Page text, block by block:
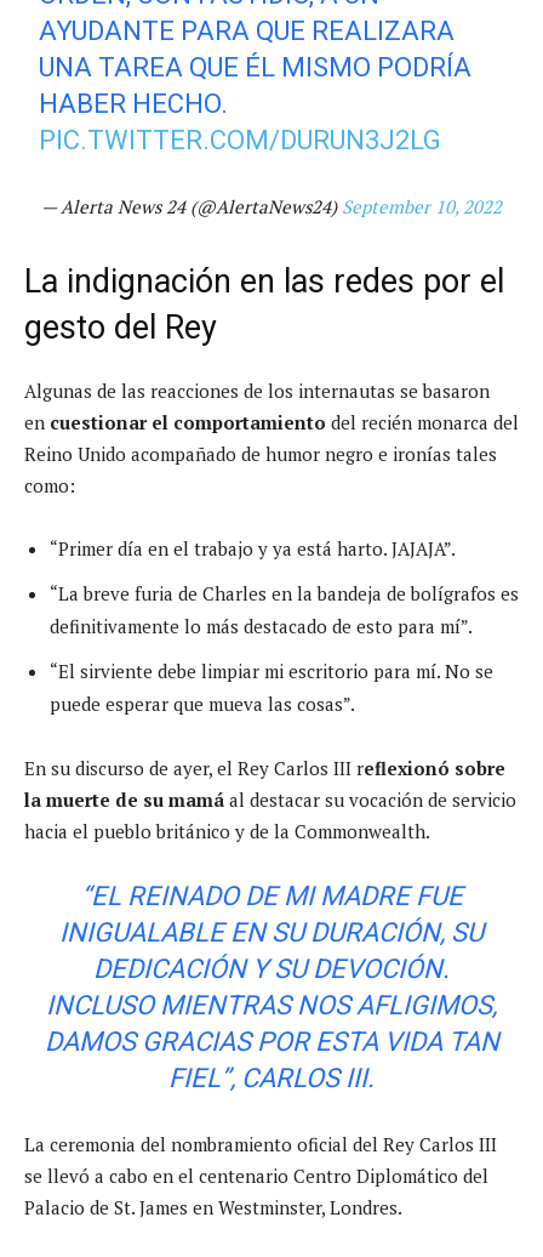
AYUDANTE PARA QUE REALIZARA
UNA TAREA QUE ÉL MISMO PODRÍA
HABER HECHO.
PIC.TWITTER.COM/DURUN3J2LG
— Alerta News 24 (@AlertaNews24) September 10, 2022
La indignación en las redes por el
gesto del Rey
Algunas de las reacciones de los internautas se basaron
en cuestionar el comportamiento del recién monarca del
Reino Unido acompañado de humor negro e ironías tales
como:
“Primer día en el trabajo y ya está harto. JAJAJA”.
“La breve furia de Charles en la bandeja de bolígrafos es
definitivamente lo más destacado de esto para mí”.
“El sirviente debe limpiar mi escritorio para mí. No se
puede esperar que mueva las cosas”.
En su discurso de ayer, el Rey Carlos III reflexionó sobre
la muerte de su mamá al destacar su vocación de servicio
hacia el pueblo británico y de la Commonwealth.
“EL REINADO DE MI MADRE FUE
INIGUALABLE EN SU DURACIÓN, SU
DEDICACIÓN Y SU DEVOCIÓN.
INCLUSO MIENTRAS NOS AFLIGIMOS,
DAMOS GRACIAS POR ESTA VIDA TAN
FIEL”, CARLOS III.
La ceremonia del nombramiento oficial del Rey Carlos III
se llevó a cabo en el centenario Centro Diplomático del
Palacio de St. James en Westminster, Londres.